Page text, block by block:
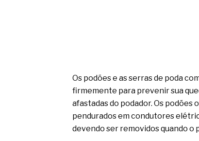
Os podões e as serras de poda
firmemente para prevenir sua
afastadas do podador. Os podões
pendurados em condutores
devendo ser removidos quando o